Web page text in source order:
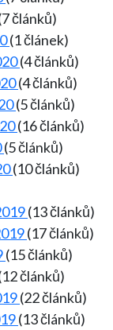
článků)
(1 článek)
(4 článků)
(4 článků)
(5 článků)
(16 článků)
(5 článků)
(10 článků)
(13 článků)
(17 článků)
(15 článků)
článků)
(22 článků)
(13 článků)